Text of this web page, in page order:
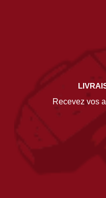
Recevez vos